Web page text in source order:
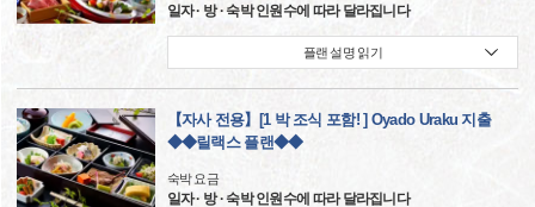
일자 · 방 · 숙박 인원수에 따라 달라집니다
플랜 설명 읽기
【자사 전용】[1 박 조식 포함! ] Oyado Uraku 지출
◆◆릴랙스 플랜◆◆
숙박 요금
일자 · 방 · 숙박 인원수에 따라 달라집니다